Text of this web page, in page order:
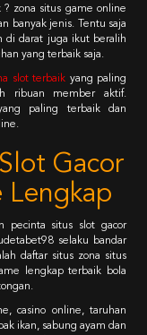
? zona situs game online
banyak jenis. Tentu saja
di darat juga ikut beralih
yang terbaik saja.
slot terbaik yang paling
ribuan member aktif.
paling terbaik dan
Gacor
Lengkap
pecinta situs slot gacor
selaku bandar
daftar situs zona situs
lengkap terbaik bola
casino online, taruhan
ikan, sabung ayam dan